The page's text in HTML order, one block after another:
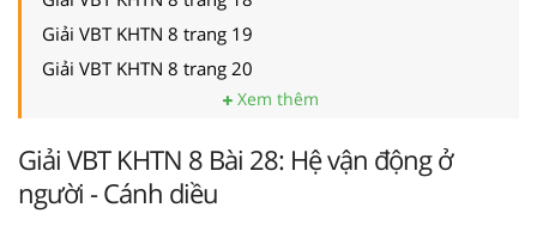
Giải VBT KHTN 8 trang 19
Giải VBT KHTN 8 trang 20
Xem thêm
Giải VBT KHTN 8 Bài 28: Hệ vận động ở
người - Cánh diều